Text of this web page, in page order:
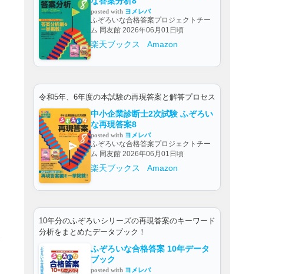
posted with ヨメレバ
ふぞろいな合格答案プロジェクトチー
ム 同友館 2026年06月01日頃
楽天ブックス Amazon
令和5年、6年度の本試験の再現答案と解答プロセス
中小企業診断士2次試験 ふぞろい
な再現答案8
posted with ヨメレバ
ふぞろいな合格答案プロジェクトチー
ム 同友館 2026年06月01日頃
楽天ブックス Amazon
10年分のふぞろいシリーズの再現答案のキーワード
分析をまとめたデータブック！
ふぞろいな合格答案 10年データ
ブック
posted with ヨメレバ